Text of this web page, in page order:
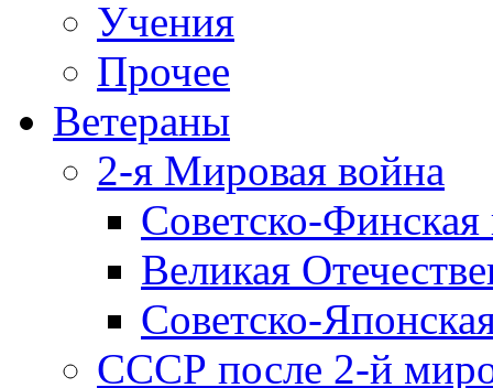
Учения
Прочее
Ветераны
2-я Мировая война
Советско-
Великая
Советско-
СССР после 2-й